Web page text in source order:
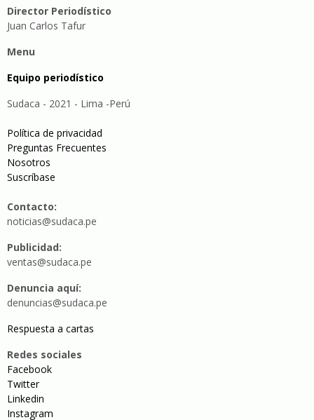
Director Periodístico
Juan Carlos Tafur
Menu
Equipo periodístico
Sudaca - 2021 - Lima -Perú
Política de privacidad
Preguntas Frecuentes
Nosotros
Suscríbase
Contacto:
noticias@sudaca.pe
Publicidad:
ventas@sudaca.pe
Denuncia aquí:
denuncias@sudaca.pe
Respuesta a cartas
Redes sociales
Facebook
Twitter
Linkedin
Instagram